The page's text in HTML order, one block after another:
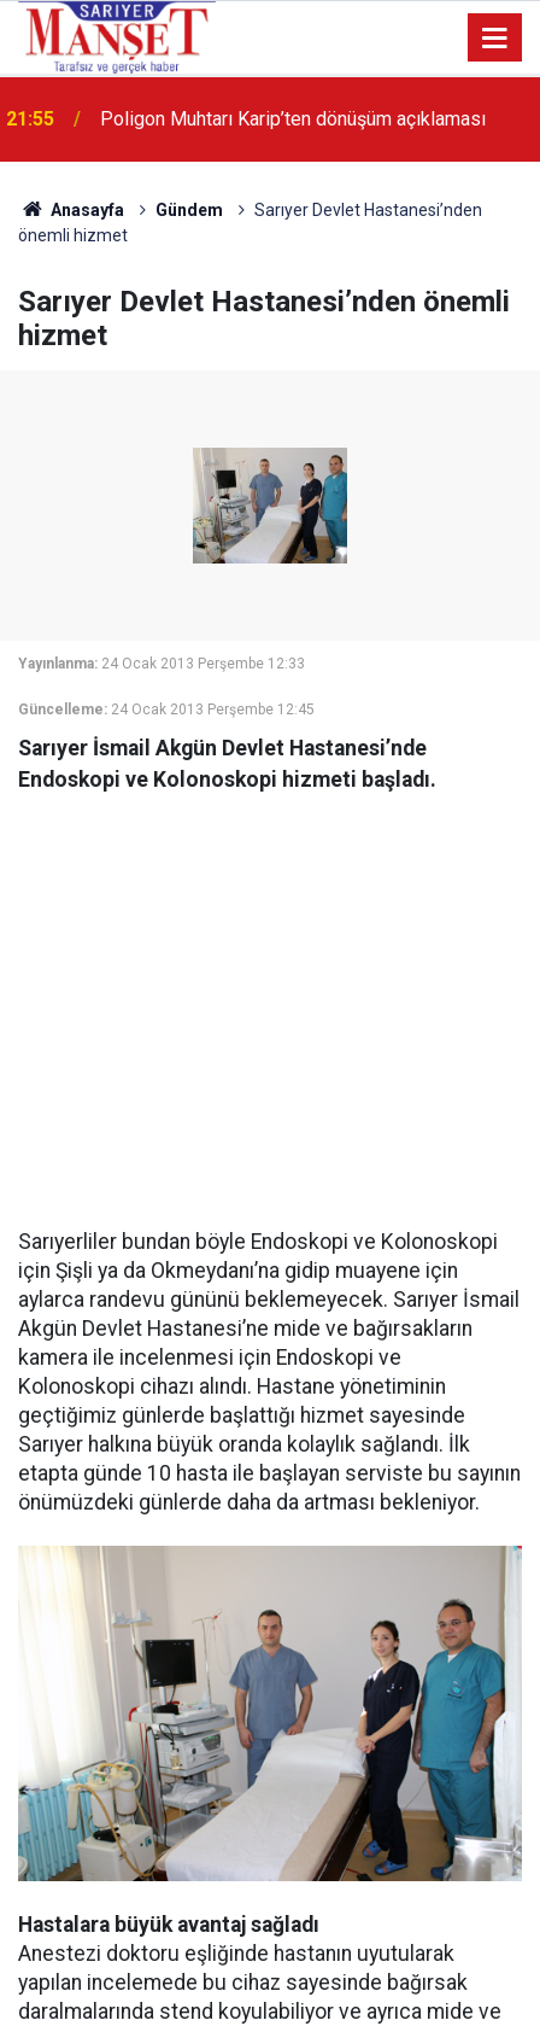
13:36 'Poligon'da İstanbul'a örnek proje gerçekleştirilecek'
Anasayfa Gündem
Sarıyer Devlet Hastanesi’nden
önemli hizmet
Sarıyer Devlet Hastanesi’nden önemli
hizmet
Yayınlanma: 24 Ocak 2013 Perşembe 12:33
Güncelleme: 24 Ocak 2013 Perşembe 12:45
Sarıyer İsmail Akgün Devlet Hastanesi’nde
Endoskopi ve Kolonoskopi hizmeti başladı.
Sarıyerliler bundan böyle Endoskopi ve Kolonoskopi
için Şişli ya da Okmeydanı’na gidip muayene için
aylarca randevu gününü beklemeyecek. Sarıyer İsmail
Akgün Devlet Hastanesi’ne mide ve bağırsakların
kamera ile incelenmesi için Endoskopi ve
Kolonoskopi cihazı alındı. Hastane yönetiminin
geçtiğimiz günlerde başlattığı hizmet sayesinde
Sarıyer halkına büyük oranda kolaylık sağlandı. İlk
etapta günde 10 hasta ile başlayan serviste bu sayının
önümüzdeki günlerde daha da artması bekleniyor.
Hastalara büyük avantaj sağladı
Anestezi doktoru eşliğinde hastanın uyutularak
yapılan incelemede bu cihaz sayesinde bağırsak
daralmalarında stend koyulabiliyor ve ayrıca mide ve